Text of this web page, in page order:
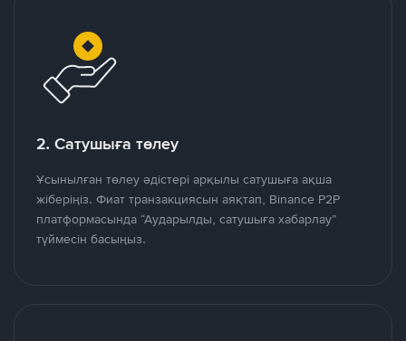
2. Сатушыға төлеу
Ұсынылған төлеу әдістері арқылы сатушыға ақша
жіберіңіз. Фиат транзакциясын аяқтап, Binance P2P
платформасында “Аударылды, сатушыға хабарлау”
түймесін басыңыз.